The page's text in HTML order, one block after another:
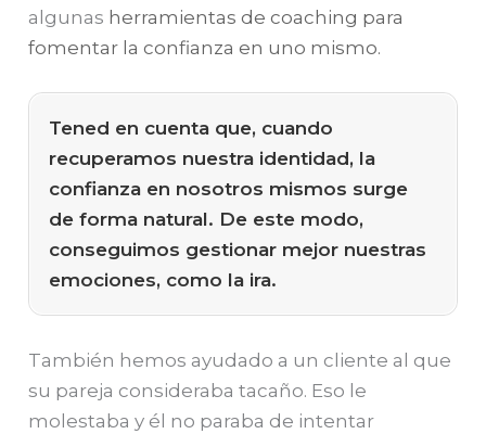
algunas herramientas de coaching para
fomentar la confianza en uno mismo.
Tened en cuenta que, cuando
recuperamos nuestra identidad, la
confianza en nosotros mismos surge
de forma natural. De este modo,
conseguimos gestionar mejor nuestras
emociones, como la ira.
También hemos ayudado a un cliente al que
su pareja consideraba tacaño. Eso le
molestaba y él no paraba de intentar